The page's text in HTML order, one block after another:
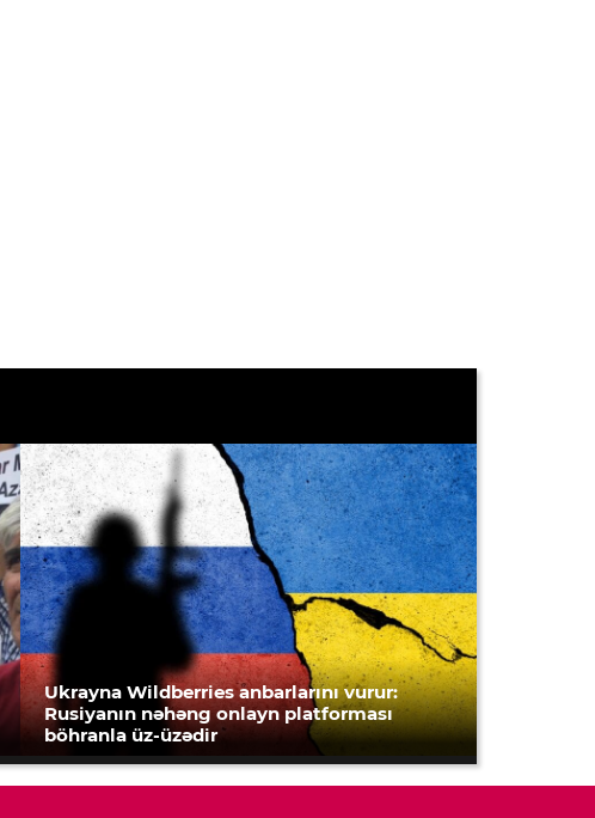
Ukrayna Wildberries anbarlarını vurur:
Rusiyanın nəhəng onlayn platforması
böhranla üz-üzədir